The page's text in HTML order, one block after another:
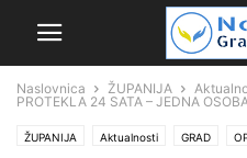
Naslovnica ŽUPANIJA
PROTEKLA 24 SATA – JEDNA
ŽUPANIJA Aktualnosti GRAD